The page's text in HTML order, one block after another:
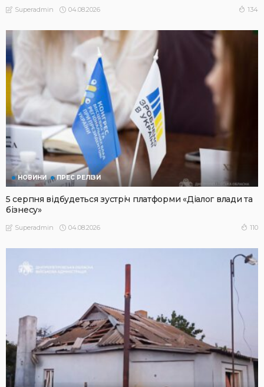
Superadmin 04.08.2026 134
НОВИНИ ПРЕС РЕЛІЗИ
5 серпня відбудеться зустріч платформи «Діалог влади та
бізнесу»
Superadmin 04.08.2026 110